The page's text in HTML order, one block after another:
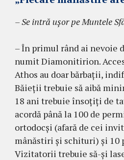
– Se intră uşor pe Muntele
– În primul rând ai nevoie
numit Diamonitirion.
Athos au doar bărbaţii,
Băieţii trebuie să aibă
18 ani trebuie însoţiţi de
acordă până la 100 de
ortodocşi (afară de cei
mânăstiri şi schituri) şi 10
Vizitatorii trebuie să-şi